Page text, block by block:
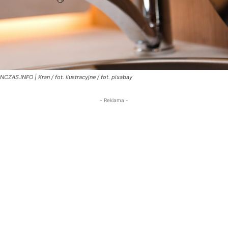
NCZAS.INFO | Kran / fot. ilustracyjne / fot. pixabay
- Reklama -